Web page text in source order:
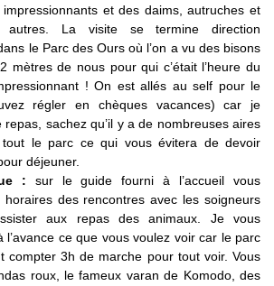
et des daims, autruches et
autres. La visite se termine direction
le Parc des Ours où l’on a vu des bisons
mètres de nous pour qui c’était l’heure du
! On est allés au self pour le
régler en chèques vacances) car je
repas, sachez qu’il y a de nombreuses aires
le parc ce qui vous évitera de devoir
déjeuner.
: sur le guide fourni à l’accueil vous
des rencontres avec les soigneurs
aux repas des animaux. Je vous
l’avance ce que vous voulez voir car le parc
compter 3h de marche pour tout voir. Vous
roux, le fameux varan de Komodo, des